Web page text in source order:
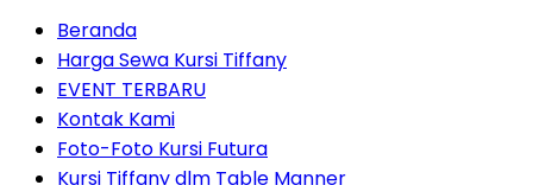
Beranda
Harga Sewa Kursi Tiffany
EVENT TERBARU
Kontak Kami
Foto-Foto Kursi Futura
Kursi Tiffany dlm Table Manner